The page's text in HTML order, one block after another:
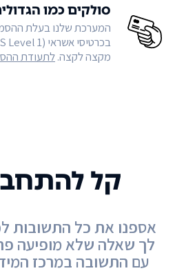
סולקים כמו
המערכת שלנו בעלת
מקצה לקצה.לתעודת
קל
אספנו את כל התשובות
לך שאלה שלא מופיעה
עם התשובה במרכז